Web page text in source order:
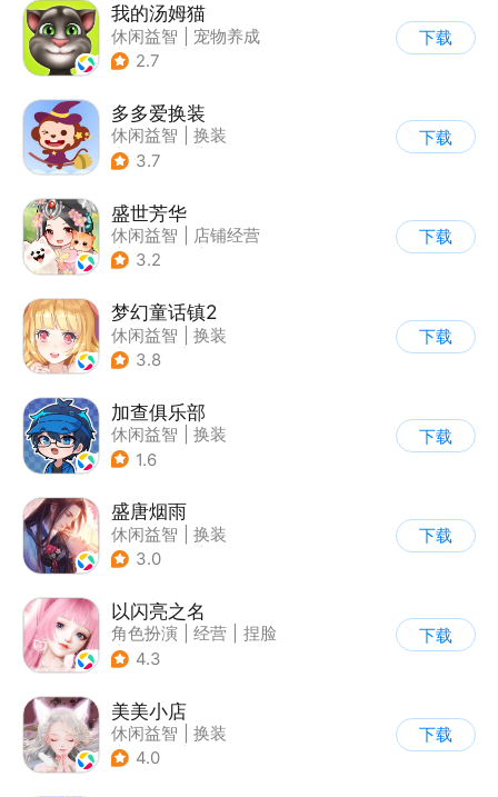
我的汤姆猫
休闲益智
宠物养成
| 汤姆猫
2.7
下载
多多爱换装
休闲益智
换装
| 儿童游戏
3.7
下载
盛世芳华
休闲益智
店铺经营
| 架空历史
3.2
下载
梦幻童话镇2
休闲益智
换装
| 女性向
3.8
下载
加查俱乐部
休闲益智
换装
1.6
下载
盛唐烟雨
休闲益智
换装
| 架空历史
3.0
下载
以闪亮之名
角色扮演 经营
捏脸
| 二次元
4.3
下载
美美小店
休闲益智
换装
| 女性向
4.0
下载